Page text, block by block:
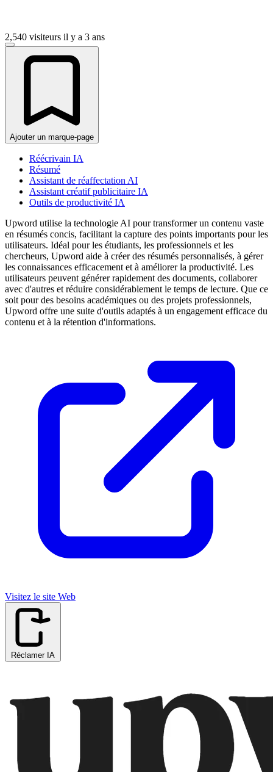
2,540 visiteurs il y a 3 ans
Ajouter un marque-page
Réécrivain IA
Résumé
Assistant de réaffectation AI
Assistant créatif publicitaire IA
Outils de productivité IA
Upword utilise la technologie AI pour transformer un contenu vaste
en résumés concis, facilitant la capture des points importants pour les
utilisateurs. Idéal pour les étudiants, les professionnels et les
chercheurs, Upword aide à créer des résumés personnalisés, à gérer
les connaissances efficacement et à améliorer la productivité. Les
utilisateurs peuvent générer rapidement des documents, collaborer
avec d'autres et réduire considérablement le temps de lecture. Que ce
soit pour des besoins académiques ou des projets professionnels,
Upword offre une suite d'outils adaptés à un engagement efficace du
contenu et à la rétention d'informations.
Visitez le site Web
Réclamer IA